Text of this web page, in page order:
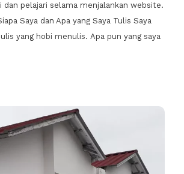
dan pelajari selama menjalankan website.
Saya dan Apa yang Saya Tulis Saya
yang hobi menulis. Apa pun yang saya